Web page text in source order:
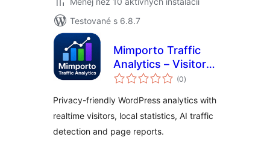
Testované s 6.8.7
Mimporto Traffic
Analytics – Visitor
Statistics
(0celkové
hodnotenie
)
Privacy-friendly WordPress analytics with
realtime visitors, local statistics, AI traffic
detection and page reports.